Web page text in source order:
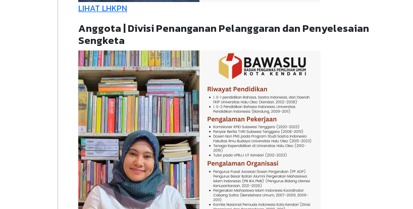
LIHAT LHKPN
Anggota | Divisi Penanganan Pelanggaran dan Penyelesaian
Sengketa